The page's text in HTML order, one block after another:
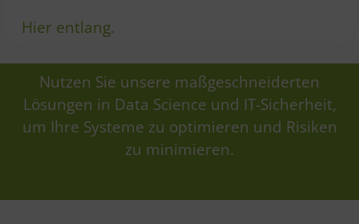
Hier entlang.
Nutzen Sie unsere maßgeschneiderten
Lösungen in Data Science und IT-Sicherheit,
um Ihre Systeme zu optimieren und Risiken
zu minimieren.